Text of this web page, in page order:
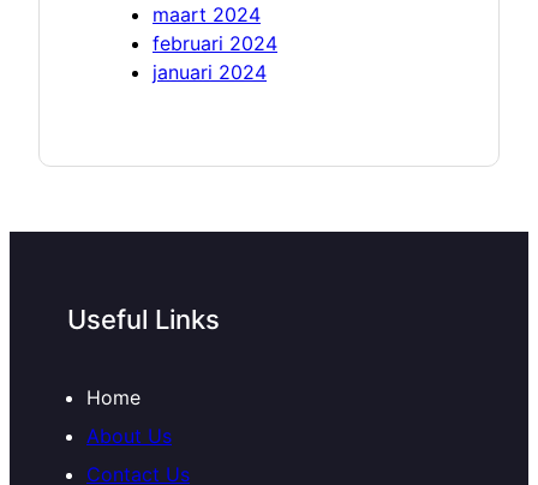
maart 2024
februari 2024
januari 2024
Useful Links
Home
About Us
Contact Us